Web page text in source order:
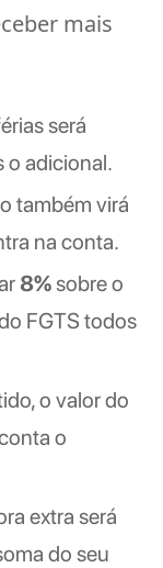
mais
será
o adicional.
também virá
na conta.
8%sobre o
FGTS todos
o valor do
o
extra será
do seu